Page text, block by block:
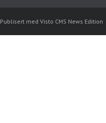
Publisert med Visto CMS News Edition